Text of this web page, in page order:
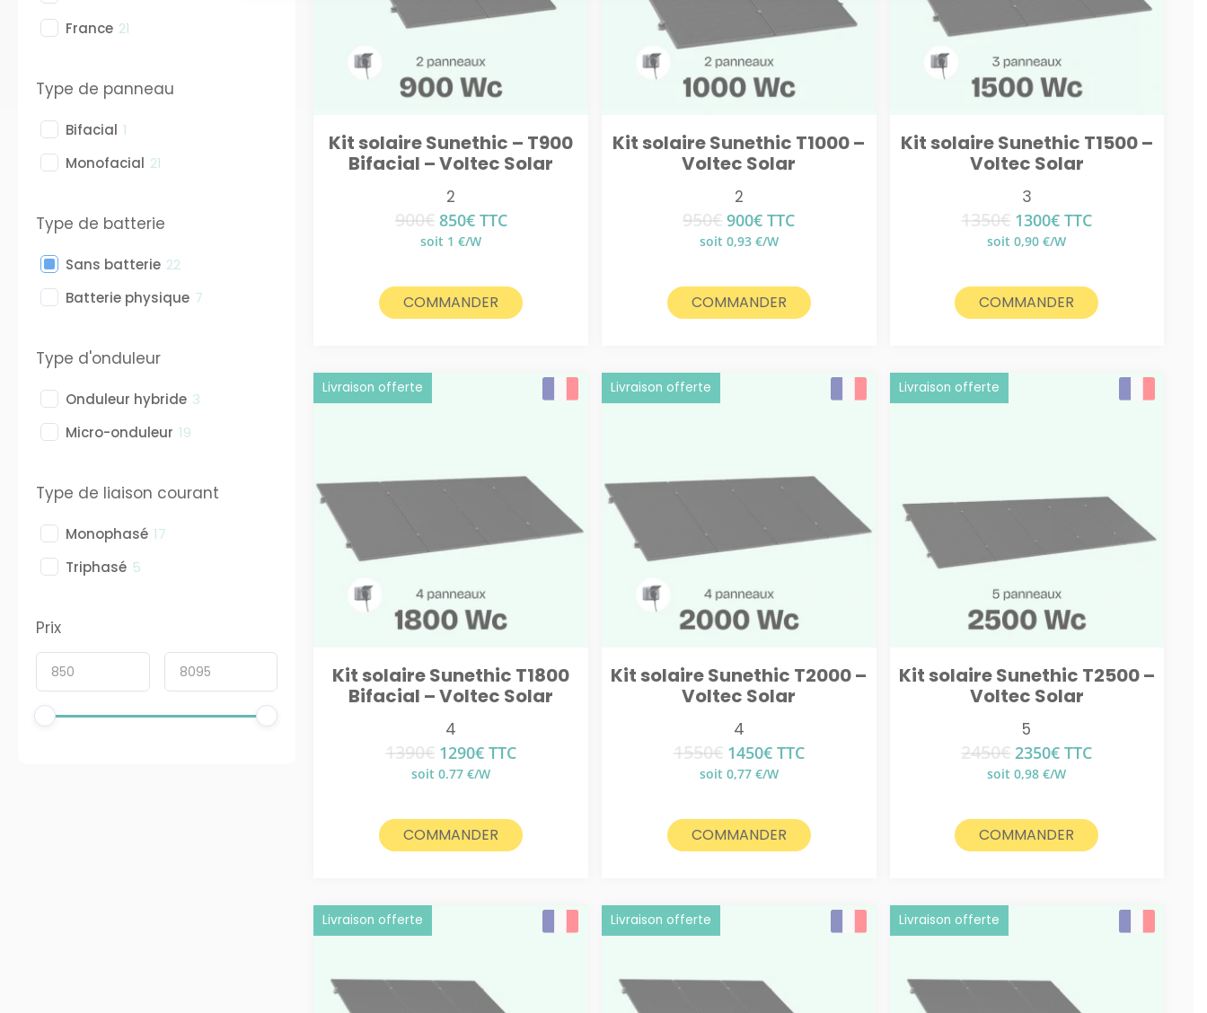
France 21
Type de panneau
Bifacial 1
Monofacial 21
Type de batterie
Sans batterie 22
Batterie physique 7
Type d'onduleur
Onduleur hybride 3
Micro-onduleur 19
Type de liaison courant
Monophasé 17
Triphasé 5
Prix
Kit solaire Sunethic – T900
Bifacial – Voltec Solar
2
900€ Le
prix
900€.
850€Le
prix
850€.
TTC
soit 1 €/W
COMMANDER
Kit solaire Sunethic T1000 –
Voltec Solar
2
950€ Le
prix
950€.
900€Le
prix
900€.
TTC
soit 0,93 €/W
COMMANDER
Kit solaire Sunethic T1500 –
Voltec Solar
3
1350€ Le
prix
1350€.
1300€Le
prix
1300€.
TTC
soit 0,90 €/W
COMMANDER
Kit solaire Sunethic T1800
Bifacial – Voltec Solar
Livraison offerte
4
1390€ Le
prix
1390€.
1290€Le
prix
1290€.
TTC
soit 0.77 €/W
COMMANDER
Kit solaire Sunethic T2000 –
Voltec Solar
Livraison offerte
4
1550€ Le
prix
1550€.
1450€Le
prix
1450€.
TTC
soit 0,77 €/W
COMMANDER
Kit solaire Sunethic T2500 –
Voltec Solar
Livraison offerte
5
2450€ Le
prix
2450€.
2350€Le
prix
2350€.
TTC
soit 0,98 €/W
COMMANDER
Livraison offerte Livraison offerte Livraison offerte